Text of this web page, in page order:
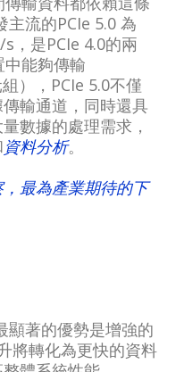
主流的PCIe 5.0 為
，是PCIe 4.0的兩
能夠傳輸
），PCIe 5.0不僅
輸通道，同時還具
數據的處理需求，
資料分析。
最為產業期待的下
顯著的優勢是增強的
將轉化為更快的資料